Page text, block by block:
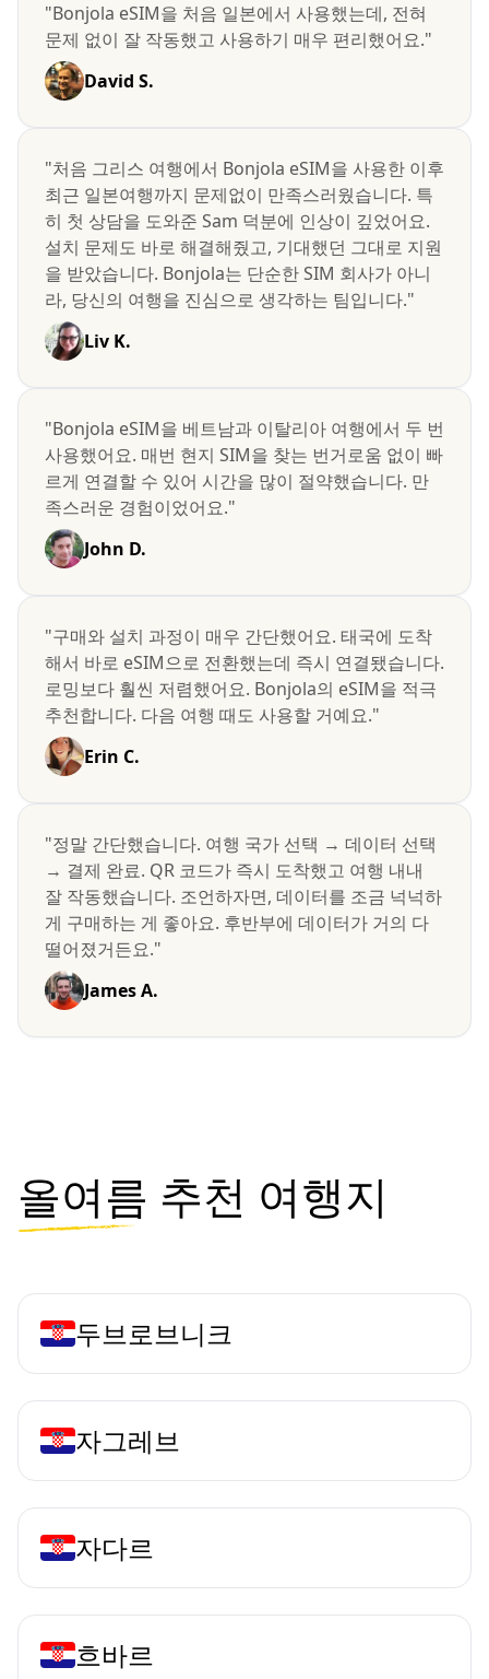
"Bonjola eSIM을 처음 일본에서 사용했는데, 전혀
문제 없이 잘 작동했고 사용하기 매우 편리했어요."
David S.
"처음 그리스 여행에서 Bonjola eSIM을 사용한 이후
최근 일본여행까지 문제없이 만족스러웠습니다. 특
히 첫 상담을 도와준 Sam 덕분에 인상이 깊었어요.
설치 문제도 바로 해결해줬고, 기대했던 그대로 지원
을 받았습니다. Bonjola는 단순한 SIM 회사가 아니
라, 당신의 여행을 진심으로 생각하는 팀입니다."
Liv K.
"Bonjola eSIM을 베트남과 이탈리아 여행에서 두 번
사용했어요. 매번 현지 SIM을 찾는 번거로움 없이 빠
르게 연결할 수 있어 시간을 많이 절약했습니다. 만
족스러운 경험이었어요."
John D.
"구매와 설치 과정이 매우 간단했어요. 태국에 도착
해서 바로 eSIM으로 전환했는데 즉시 연결됐습니다.
로밍보다 훨씬 저렴했어요. Bonjola의 eSIM을 적극
추천합니다. 다음 여행 때도 사용할 거예요."
Erin C.
"정말 간단했습니다. 여행 국가 선택 → 데이터 선택
→ 결제 완료. QR 코드가 즉시 도착했고 여행 내내
잘 작동했습니다. 조언하자면, 데이터를 조금 넉넉하
게 구매하는 게 좋아요. 후반부에 데이터가 거의 다
떨어졌거든요."
James A.
올여름 추천 여행지
두브로브니크
자그레브
자다르
흐바르